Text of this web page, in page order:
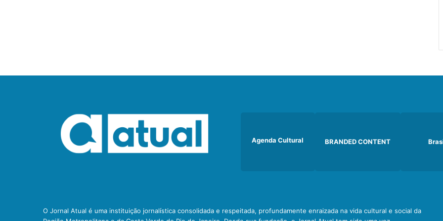
Agenda Cultural BRANDED CONTENT
O Jornal Atual é uma instituição jornalística consolidada e respeitada, profundamente enraizada na vida cultural e social da